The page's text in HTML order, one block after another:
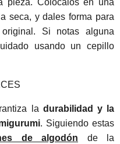
pieza. Colócalos en una
seca, y dales forma para
Si notas alguna
usando un cepillo
la durabilidad y la
. Siguiendo estas
de algodón de la